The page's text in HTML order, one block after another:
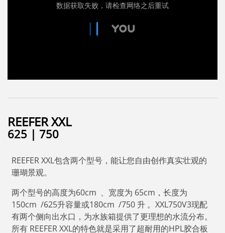
REEFER XXL
625 | 750
REEFER XXL包含两个型号，能让您自由创作真实壮观的
珊瑚景观。
两个型号的高度为60cm 、宽度为 65cm，长度为
150cm /625升容量或180cm /750 升 。XXL750V3现配
有两个侧向出水口，为水族箱提供了更理想的水流分布。
所有 REEFER XXL的特色就是采用了超耐用的HPL胶合板